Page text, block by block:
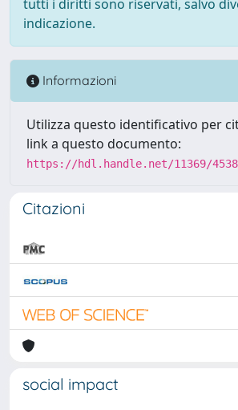
tutti i diritti sono riservati, salvo
indicazione.
Informazioni
Utilizza questo identificativo per
link a questo documento:
https://hdl.handle.net/11369/
Citazioni
social impact